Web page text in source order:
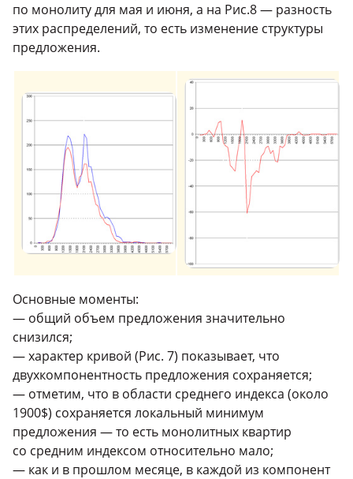
по монолиту для мая и июня, а на Рис.8 — разность
этих распределений, то есть изменение структуры
предложения.
Основные моменты:
— общий объем предложения значительно
снизился;
— характер кривой (Рис. 7) показывает, что
двухкомпонентность предложения сохраняется;
— отметим, что в области среднего индекса (около
1900$) сохраняется локальный минимум
предложения — то есть монолитных квартир
со средним индексом относительно мало;
— как и в прошлом месяце, в каждой из компонент